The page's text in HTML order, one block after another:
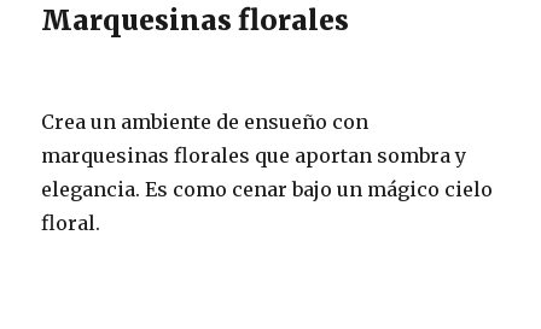
Marquesinas florales
Crea un ambiente de ensueño con
marquesinas florales que aportan sombra y
elegancia. Es como cenar bajo un mágico cielo
floral.